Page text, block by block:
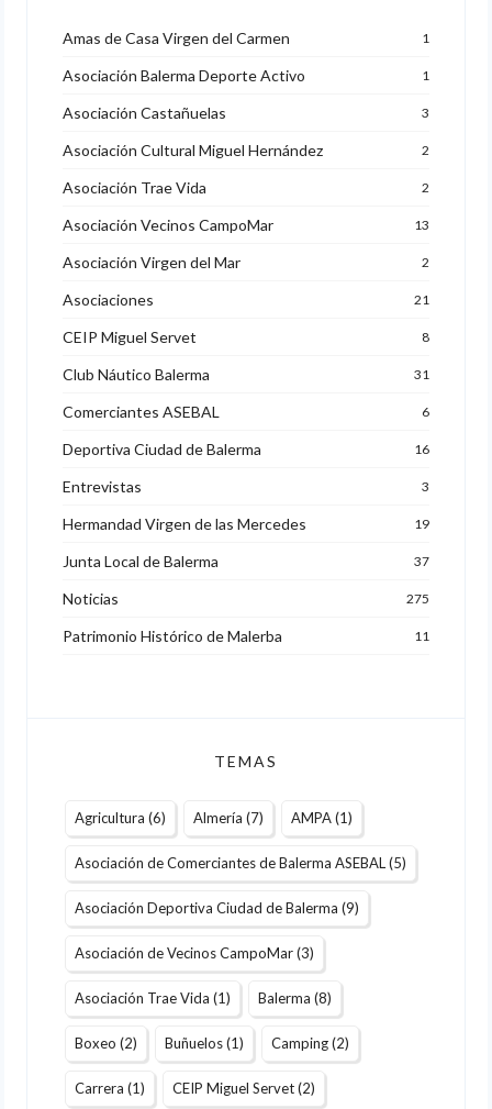
Amas de Casa Virgen del Carmen 1
Asociación Balerma Deporte Activo 1
Asociación Castañuelas 3
Asociación Cultural Miguel Hernández 2
Asociación Trae Vida 2
Asociación Vecinos CampoMar 13
Asociación Virgen del Mar 2
Asociaciones 21
CEIP Miguel Servet 8
Club Náutico Balerma 31
Comerciantes ASEBAL 6
Deportiva Ciudad de Balerma 16
Entrevistas 3
Hermandad Virgen de las Mercedes 19
Junta Local de Balerma 37
Noticias 275
Patrimonio Histórico de Malerba 11
TEMAS
Agricultura (6) Almería (7) AMPA(1)
Asociación de Comerciantes de Balerma ASEBAL(5)
Asociación Deportiva Ciudad de Balerma (9)
Asociación de Vecinos CampoMar(3)
Asociación Trae Vida (1) Balerma (8)
Boxeo (2) Buñuelos(1) Camping(2)
Carrera (1) CEIP Miguel Servet(2)